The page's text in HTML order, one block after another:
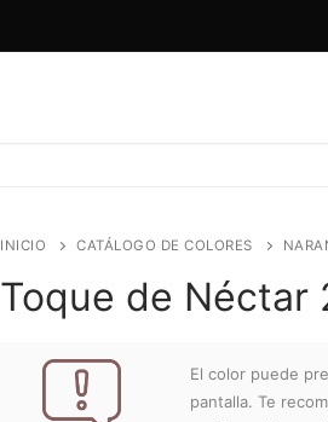
INICIO CATÁLOGO DE COLORES
Toque de Néctar
El color puede
pantalla. Te